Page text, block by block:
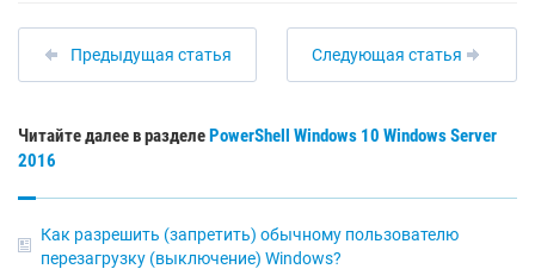
Предыдущая статья Следующая статья
Читайте далее в разделеPowerShell Windows 10 Windows Server
2016
Как разрешить (запретить) обычному пользователю
перезагрузку (выключение) Windows?